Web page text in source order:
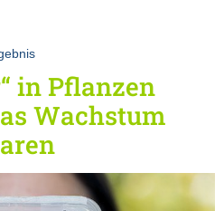
in Pflanzen
Wachstum